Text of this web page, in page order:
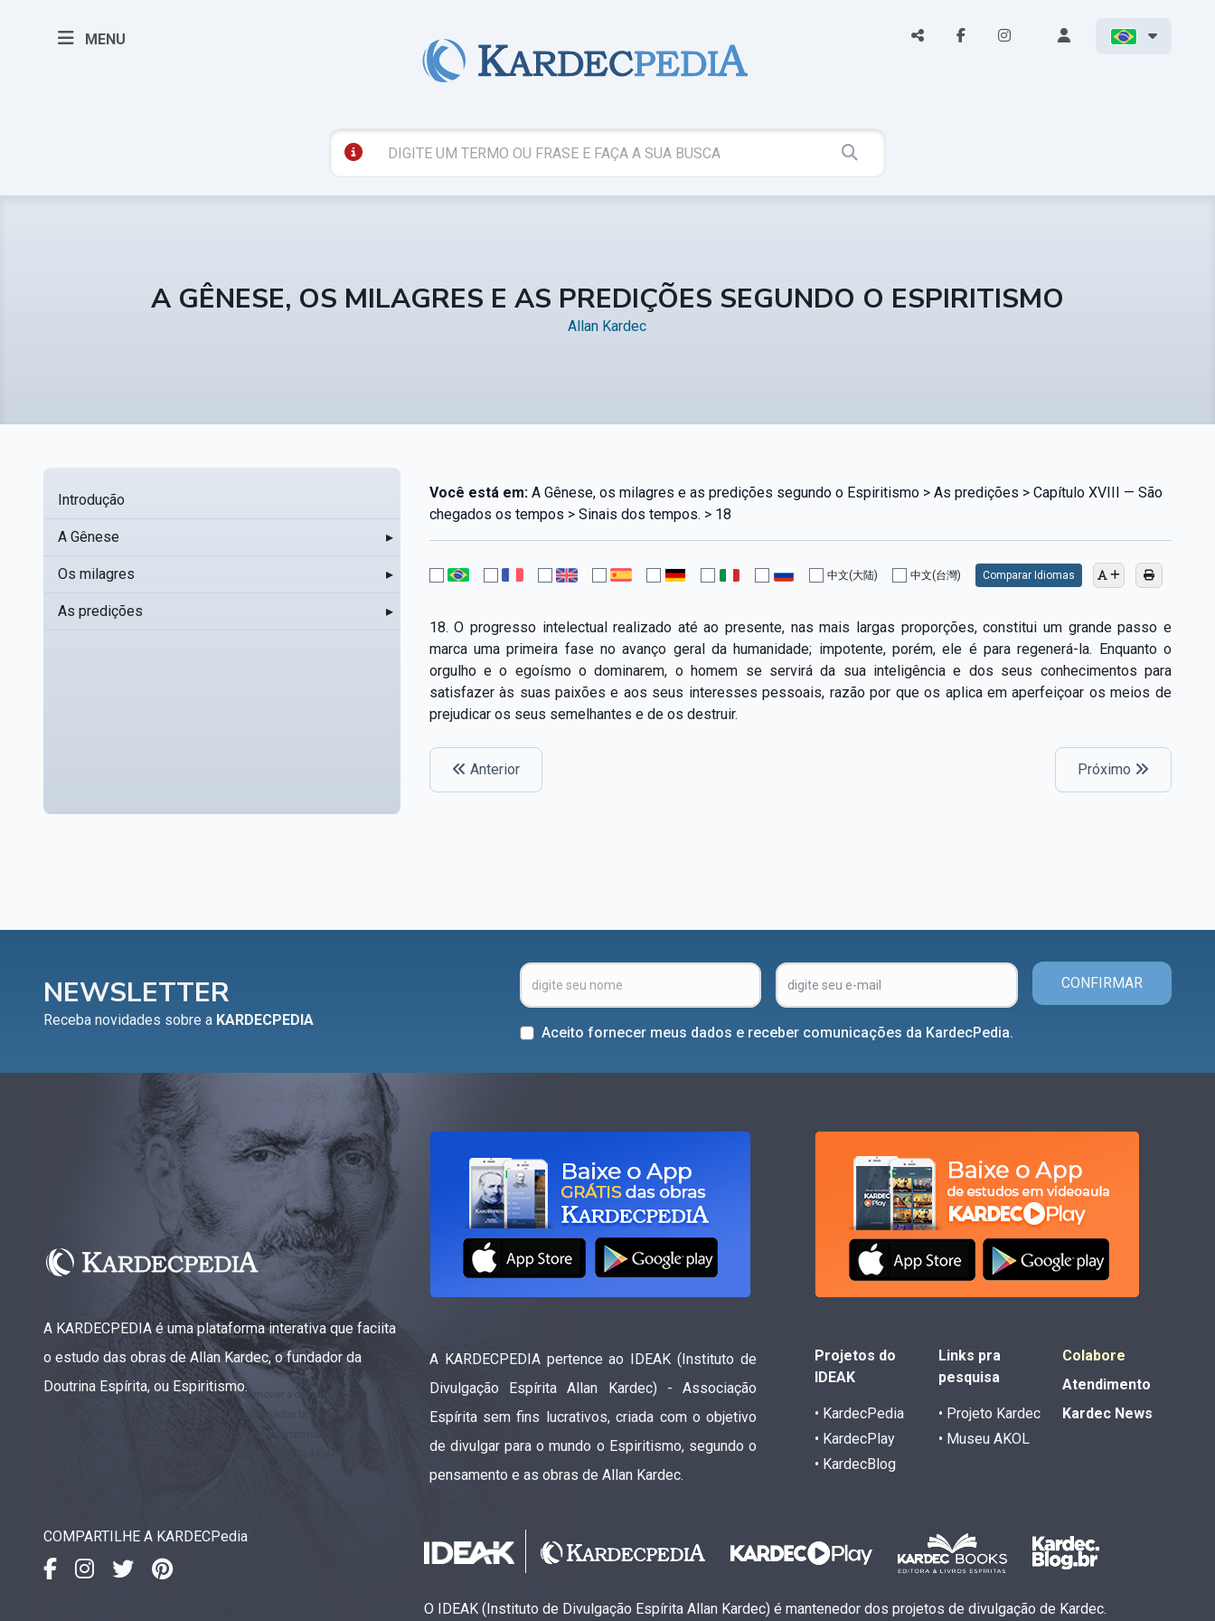
MENU
A GÊNESE, OS MILAGRES E AS PREDIÇÕES SEGUNDO O ESPIRITISMO
Allan Kardec
Introdução
A Gênese ▸
Os milagres ▸
As predições ▸
Você está em:A Gênese, os milagres e as predições segundo o Espiritismo > As predições > Capítulo XVIII — São
chegados os tempos > Sinais dos tempos. > 18
中文(大陆) 中文(台灣) Comparar Idiomas
18. O progresso intelectual realizado até ao presente, nas mais largas proporções, constitui um grande passo e
marca uma primeira fase no avanço geral da humanidade; impotente, porém, ele é para regenerá-la. Enquanto o
orgulho e o egoísmo o dominarem, o homem se servirá da sua inteligência e dos seus conhecimentos para
satisfazer às suas paixões e aos seus interesses pessoais, razão por que os aplica em aperfeiçoar os meios de
prejudicar os seus semelhantes e de os destruir.
Anterior Próximo
NEWSLETTER
Receba novidades sobre a KARDECPEDIA
CONFIRMAR
Aceito fornecer meus dados e receber comunicações da KardecPedia.
A KARDECPEDIA é uma plataforma interativa que faciita
o estudo das obras de Allan Kardec, o fundador da
Doutrina Espírita, ou Espiritismo.
A KARDECPEDIA pertence ao IDEAK (Instituto de
Divulgação Espírita Allan Kardec) - Associação
Espírita sem fins lucrativos, criada com o objetivo
de divulgar para o mundo o Espiritismo, segundo o
pensamento e as obras de Allan Kardec.
Projetos do
IDEAK
• KardecPedia
• KardecPlay
• KardecBlog
Links pra
pesquisa
• Projeto Kardec
• Museu AKOL
Colabore
Atendimento
Kardec News
COMPARTILHE A KARDECPedia
O IDEAK (Instituto de Divulgação Espírita Allan Kardec) é mantenedor dos projetos de divulgação de Kardec.